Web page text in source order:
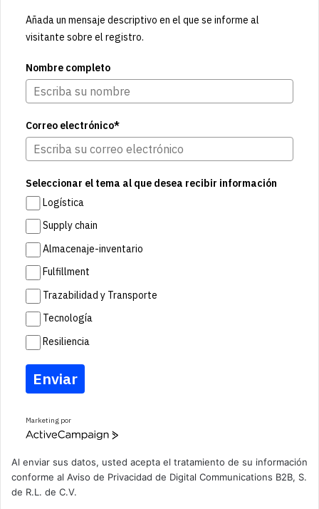
Añada un mensaje descriptivo en el que se informe al
visitante sobre el registro.
Nombre completo
Correo electrónico*
Seleccionar el tema al que desea recibir información
Logística
Supply chain
Almacenaje-inventario
Fulfillment
Trazabilidad y Transporte
Tecnología
Resiliencia
Enviar
Marketing por
A
v
e
Al enviar sus datos, usted acepta el tratamiento de su información
conforme al Aviso de Privacidad de Digital Communications B2B, S.
de R.L. de C.V.